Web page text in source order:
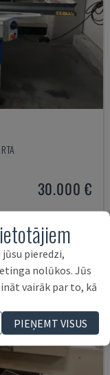
30.000 €
pieredzi,
nolūkos. Jūs
vairāk par to, kā
PIEŅEMT VISUS